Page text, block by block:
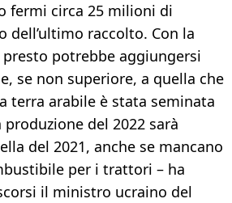
fermi circa 25 milioni di
dell’ultimo raccolto. Con la
potrebbe aggiungersi
se non superiore, a quella che
terra arabile è stata seminata
del 2022 sarà
del 2021, anche se mancano
per i trattori – ha
il ministro ucraino del